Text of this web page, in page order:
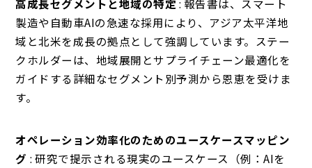
高成長セグメントと地域の特定: 報告書は、スマート
製造や自動車AIの急速な採用により、アジア太平洋地
域と北米を成長の拠点として強調しています。ステー
クホルダーは、地域展開とサプライチェーン最適化を
ガイドする詳細なセグメント別予測から恩恵を受けま
す。
オペレーション効率化のためのユースケースマッピン
グ: 研究で提示される現実のユースケース（例：AIを